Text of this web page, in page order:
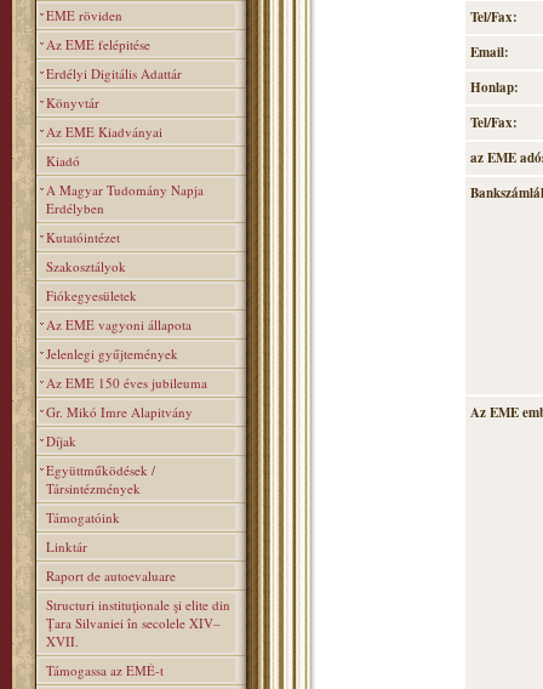
EME röviden
Az EME felépitése
Erdélyi Digitális Adattár
Könyvtár
Az EME Kiadványai
Kiadó
A Magyar Tudomány Napja
Erdélyben
Kutatóintézet
Szakosztályok
Fiókegyesületek
Az EME vagyoni állapota
Jelenlegi gyűjtemények
Az EME 150 éves jubileuma
Gr. Mikó Imre Alapitvány
Díjak
Együttműködések /
Társintézmények
Támogatóink
Linktár
Raport de autoevaluare
Structuri instituţionale şi elite din
Ţara Silvaniei în secolele XIV–
XVII.
Támogassa az EMÉ-t
Tel/Fax:
Email:
Honlap:
Tel/Fax:
az EME
Az EME